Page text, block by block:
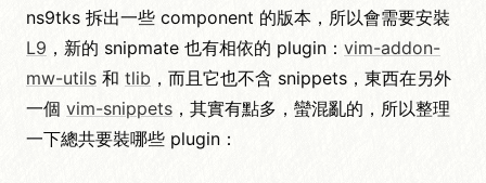
ns9tks 拆出一些 component 的版本，所以會需要安裝
L9 ，新的 snipmate 也有相依的 plugin： vim-addon-
mw-utils 和 tlib ，而且它也不含 snippets，東西在另外
一個 vim-snippets ，其實有點多，蠻混亂的，所以整理
一下總共要裝哪些 plugin：